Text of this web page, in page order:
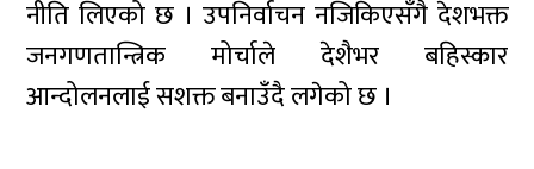
नीति लिएको छ । उपनिर्वाचन नजिकिएसँगै देशभक्त
जनगणतान्त्रिक मोर्चाले देशैभर बहिस्कार
आन्दोलनलाई सशक्त बनाउँदै लगेको छ ।